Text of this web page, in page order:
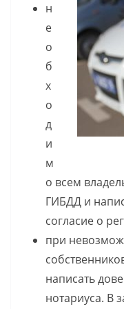
н
е
о
б
х
о
д
и
м
о всем
ГИБДД и
согласие о
при
написать
нотариуса. В